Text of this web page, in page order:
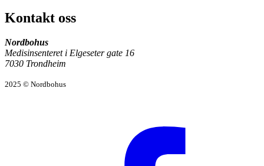
Kontakt oss
Nordbohus
Medisinsenteret i Elgeseter gate 16
7030 Trondheim
2025 © Nordbohus